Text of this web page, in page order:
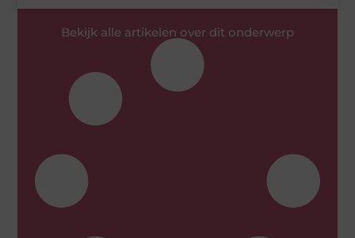
Bekijk alle artikelen over dit onderwerp